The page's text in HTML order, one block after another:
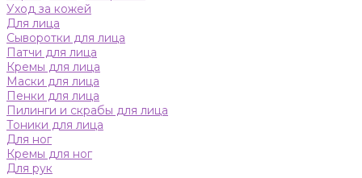
Уход за кожей
Для лица
Сыворотки для лица
Патчи для лица
Кремы для лица
Маски для лица
Пенки для лица
Пилинги и скрабы для лица
Тоники для лица
Для ног
Кремы для ног
Для рук